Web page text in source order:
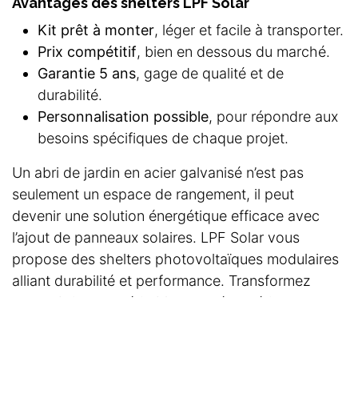
Kit prêt à monter, léger et facile à transporter.
Prix compétitif, bien en dessous du marché.
Garantie 5 ans, gage de qualité et de
durabilité.
Personnalisation possible, pour répondre aux
besoins spécifiques de chaque projet.
Un abri de jardin en acier galvanisé n’est pas
seulement un espace de rangement, il peut
devenir une solution énergétique efficace avec
l’ajout de panneaux solaires. LPF Solar vous
propose des shelters photovoltaïques modulaires
alliant durabilité et performance. Transformez
votre abri en un véritable atout énergétique et